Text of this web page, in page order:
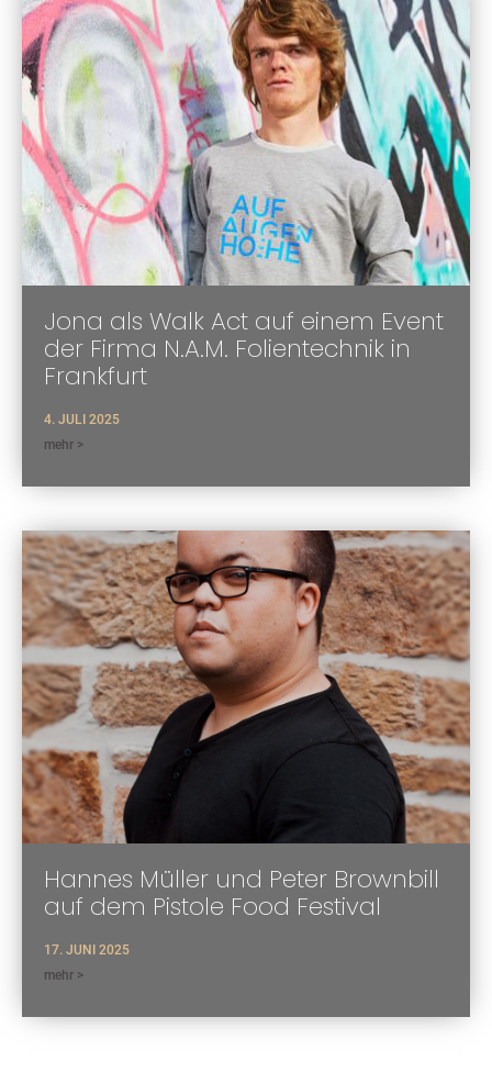
Jona als Walk Act auf einem Event
der Firma N.A.M. Folientechnik in
Frankfurt
4. JULI 2025
mehr >
Hannes Müller und Peter Brownbill
auf dem Pistole Food Festival
17. JUNI 2025
mehr >